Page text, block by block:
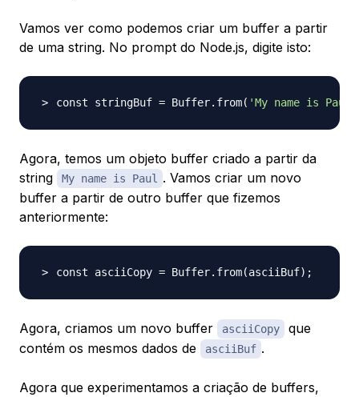
Vamos ver como podemos criar um buffer a partir
de uma string. No prompt do Node.js, digite isto:
const stringBuf = Buffer.from( 'My name is Paul'
Agora, temos um objeto buffer criado a partir da
string
My name is Paul . Vamos criar um novo
buffer a partir de outro buffer que fizemos
anteriormente:
const asciiCopy = Buffer.from(asciiBuf) ;
Agora, criamos um novo buffer asciiCopy
que
contém os mesmos dados de
asciiBuf .
Agora que experimentamos a criação de buffers,